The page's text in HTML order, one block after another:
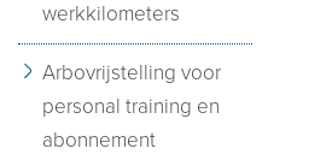
werkkilometers
Arbovrijstelling voor
personal training en
abonnement